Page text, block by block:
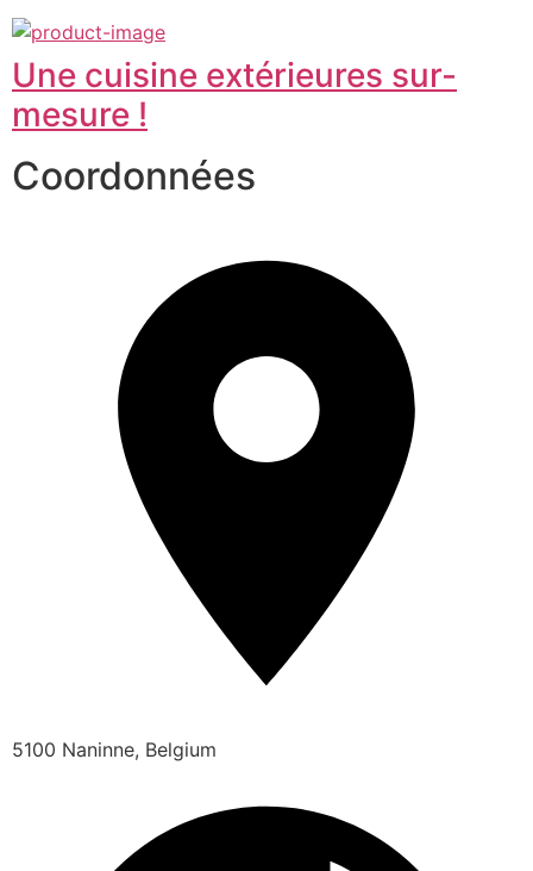
Une cuisine extérieures sur-
mesure !
Coordonnées
5100 Naninne, Belgium